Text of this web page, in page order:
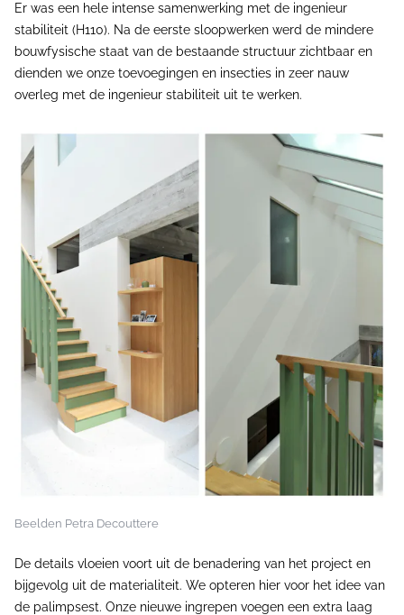
Er was een hele intense samenwerking met de ingenieur
stabiliteit (H110). Na de eerste sloopwerken werd de mindere
bouwfysische staat van de bestaande structuur zichtbaar en
dienden we onze toevoegingen en insecties in zeer nauw
overleg met de ingenieur stabiliteit uit te werken.
Beelden Petra Decouttere
De details vloeien voort uit de benadering van het project en
bijgevolg uit de materialiteit. We opteren hier voor het idee van
de palimpsest. Onze nieuwe ingrepen voegen een extra laag